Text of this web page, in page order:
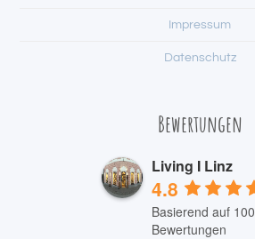
Impressum
Datenschutz
Bewertungen
Living I Linz
4.8
Basierend auf 100
Bewertungen